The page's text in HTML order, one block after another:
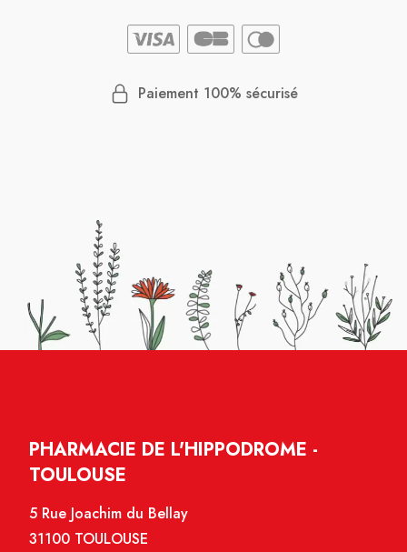
Paiement 100% sécurisé
PHARMACIE DE L'HIPPODROME -
TOULOUSE
5 Rue Joachim du Bellay
31100 TOULOUSE